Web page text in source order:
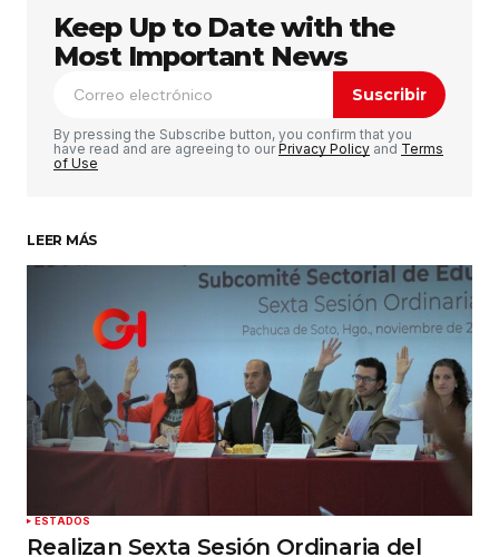
Tu dirección de correo electrónico no será
publicada. Los campos obligatorios están
marcados con*
Comentario *
Su nombre*
Tu correo electrónico
Guardar mi nombre, correo electrónico y sitio
web en este navegador para la próxima vez que
haga un comentario.
Keep Up to Date with the
Most Important News
Suscribir
By pressing the Subscribe button, you confirm that you
have read and are agreeing to ourPrivacy Policy and Terms
of Use
LEER MÁS
ESTADOS
Realizan Sexta Sesión Ordinaria del